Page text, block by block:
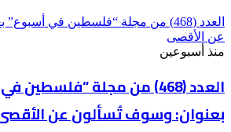
العدد (468) من مجلة “فلسطين في
عن الأقصى
منذ أسبوعين
العدد (468) من مجلة
بعنوان: وسوف تُسألون عن